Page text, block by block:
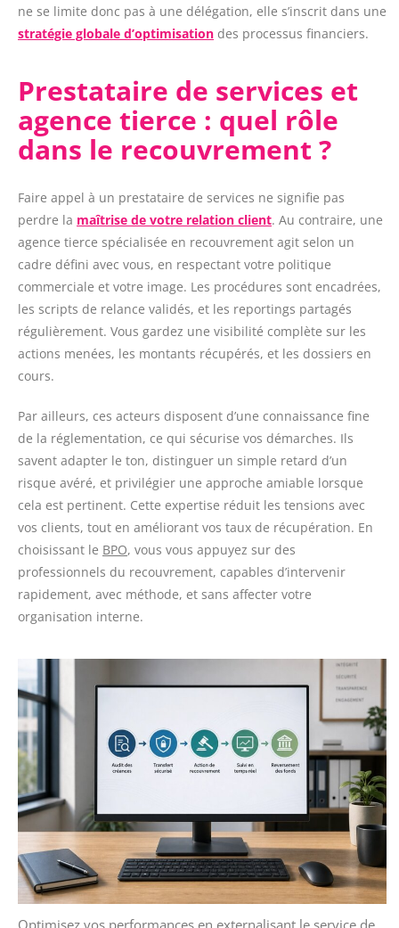
ne se limite donc pas à une délégation, elle s’inscrit dans une
stratégie globale d’optimisation des processus financiers.
Prestataire de services et
agence tierce : quel rôle
dans le recouvrement ?
Faire appel à un prestataire de services ne signifie pas
perdre la maîtrise de votre relation client. Au contraire, une
agence tierce spécialisée en recouvrement agit selon un
cadre défini avec vous, en respectant votre politique
commerciale et votre image. Les procédures sont encadrées,
les scripts de relance validés, et les reportings partagés
régulièrement. Vous gardez une visibilité complète sur les
actions menées, les montants récupérés, et les dossiers en
cours.
Par ailleurs, ces acteurs disposent d’une connaissance fine
de la réglementation, ce qui sécurise vos démarches. Ils
savent adapter le ton, distinguer un simple retard d’un
risque avéré, et privilégier une approche amiable lorsque
cela est pertinent. Cette expertise réduit les tensions avec
vos clients, tout en améliorant vos taux de récupération. En
choisissant le BPO, vous vous appuyez sur des
professionnels du recouvrement, capables d’intervenir
rapidement, avec méthode, et sans affecter votre
organisation interne.
Optimisez vos performances en externalisant le service de